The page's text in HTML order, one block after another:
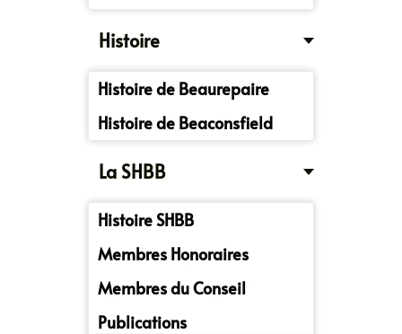
Histoire
Histoire de Beaurepaire
Histoire de Beaconsfield
La SHBB
Histoire SHBB
Membres Honoraires
Membres du Conseil
Publications